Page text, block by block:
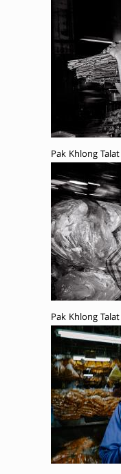
Pak Khlong Talat
Pak Khlong Talat